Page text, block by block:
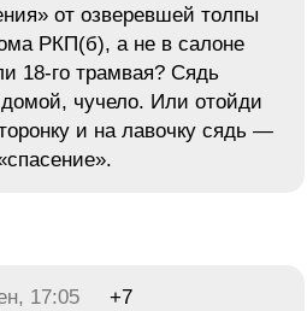
от озверевшей толпы
РКП(б), а не в салоне
18-го трамвая? Сядь
чучело. Или отойди
и на лавочку сядь —
17:05
+7